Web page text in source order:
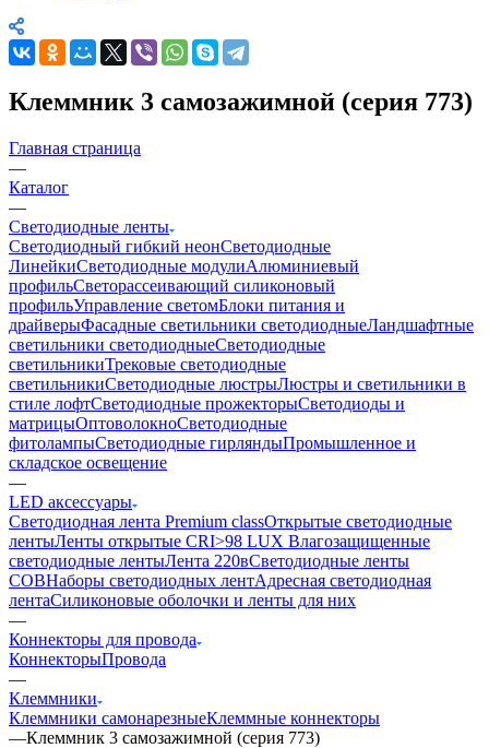
Клеммник 3 самозажимной (серия 773)
Главная страница
—
Каталог
—
Светодиодные ленты
Светодиодный гибкий неонСветодиодные
ЛинейкиСветодиодные модулиАлюминиевый
профильСветорассеивающий силиконовый
профильУправление светомБлоки питания и
драйверыФасадные светильники светодиодныеЛандшафтные
светильники светодиодныеСветодиодные
светильникиТрековые светодиодные
светильникиСветодиодные люстрыЛюстры и светильники в
стиле лофтСветодиодные прожекторыСветодиоды и
матрицыОптоволокноСветодиодные
фитолампыСветодиодные гирляндыПромышленное и
складское освещение
—
LED аксессуары
Светодиодная лента Premium classОткрытые светодиодные
лентыЛенты открытые CRI>98 LUX Влагозащищенные
светодиодные лентыЛента 220вСветодиодные ленты
COBНаборы светодиодных лентАдресная светодиодная
лентаСиликоновые оболочки и ленты для них
—
Коннекторы для провода
КоннекторыПровода
—
Клеммники
Клеммники самонарезныеКлеммные коннекторы
—Клеммник 3 самозажимной (серия 773)